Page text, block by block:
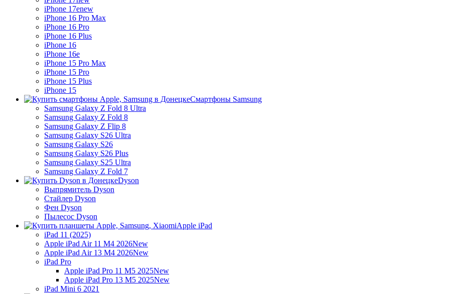
iPhone 17enew
iPhone 16 Pro Max
iPhone 16 Pro
iPhone 16 Plus
iPhone 16
iPhone 16e
iPhone 15 Pro Max
iPhone 15 Pro
iPhone 15 Plus
iPhone 15
Смартфоны Samsung
Samsung Galaxy Z Fold 8 Ultra
Samsung Galaxy Z Fold 8
Samsung Galaxy Z Flip 8
Samsung Galaxy S26 Ultra
Samsung Galaxy S26
Samsung Galaxy S26 Plus
Samsung Galaxy S25 Ultra
Samsung Galaxy Z Fold 7
Dyson
Выпрямитель Dyson
Стайлер Dyson
Фен Dyson
Пылесос Dyson
Apple iPad
iPad 11 (2025)
Apple iPad Air 11 M4 2026New
Apple iPad Air 13 M4 2026New
iPad Pro
Apple iPad Pro 11 M5 2025New
Apple iPad Pro 13 M5 2025New
iPad Mini 6 2021